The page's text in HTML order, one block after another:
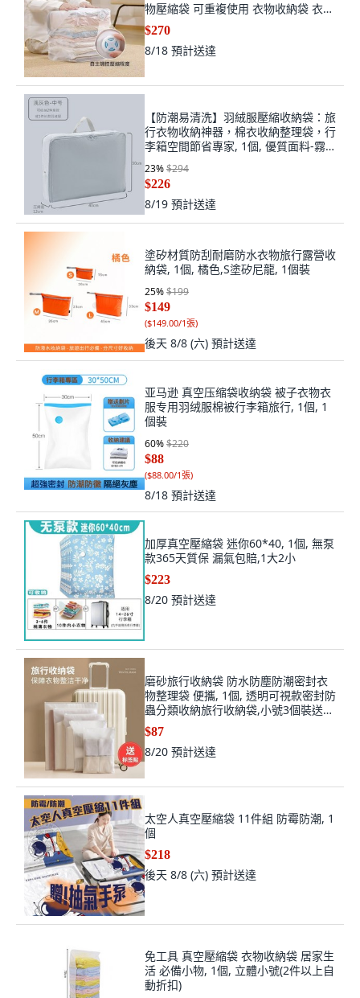
物壓縮袋 可重複使用 衣物收納袋 衣物
真空袋 棉被收納袋 真空收納, 1個, 棉
被收納]巨大立體袋80*100cm,買一發
一[升級款:立體更防皺-免抽氣]
$270
8/18 預計送達
【防潮易清洗】羽絨服壓縮收納袋：旅
行衣物收納神器，棉衣收納整理袋，行
李箱空間節省專家, 1個, 優質面料-霧
藍中號,1個裝
23%$294
$226
8/19 預計送達
塗矽材質防刮耐磨防水衣物旅行露營收
納袋, 1個, 橘色,S塗矽尼龍, 1個裝
25%$199
$149
($149.00/1張)
後天 8/8 (六) 預計送達
亚马逊 真空压缩袋收纳袋 被子衣物衣
服专用羽绒服棉被行李箱旅行, 1個, 1
個裝
60%$220
$88
($88.00/1張)
8/18 預計送達
加厚真空壓縮袋 迷你60*40, 1個, 無泵
款365天質保 漏氣包賠,1大2小
$223
8/20 預計送達
磨砂旅行收納袋 防水防塵防潮密封衣
物整理袋 便攜, 1個, 透明可視款密封防
蟲分類收納旅行收納袋,小號3個裝送分
類貼紙
$87
8/20 預計送達
太空人真空壓縮袋 11件組 防霉防潮, 1
個
$218
後天 8/8 (六) 預計送達
免工具 真空壓縮袋 衣物收納袋 居家生
活 必備小物, 1個, 立體小號(2件以上自
動折扣)